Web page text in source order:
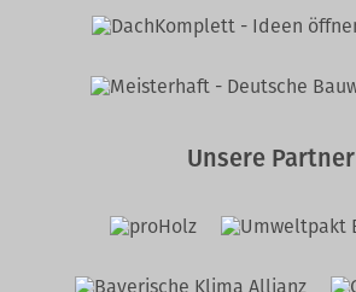
Unsere Partner